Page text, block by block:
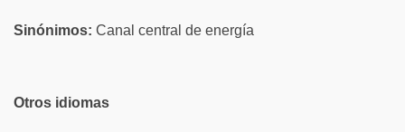
Sinónimos: Canal central de energía
Otros idiomas